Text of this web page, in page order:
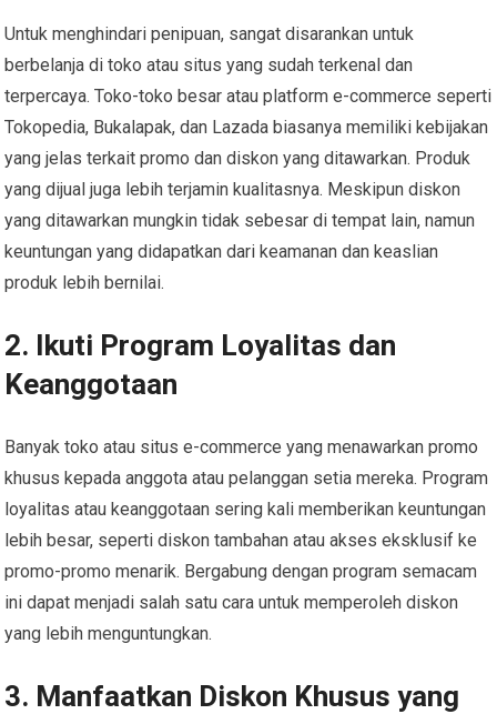
Untuk menghindari penipuan, sangat disarankan untuk
berbelanja di toko atau situs yang sudah terkenal dan
terpercaya. Toko-toko besar atau platform e-commerce seperti
Tokopedia, Bukalapak, dan Lazada biasanya memiliki kebijakan
yang jelas terkait promo dan diskon yang ditawarkan. Produk
yang dijual juga lebih terjamin kualitasnya. Meskipun diskon
yang ditawarkan mungkin tidak sebesar di tempat lain, namun
keuntungan yang didapatkan dari keamanan dan keaslian
produk lebih bernilai.
2. Ikuti Program Loyalitas dan
Keanggotaan
Banyak toko atau situs e-commerce yang menawarkan promo
khusus kepada anggota atau pelanggan setia mereka. Program
loyalitas atau keanggotaan sering kali memberikan keuntungan
lebih besar, seperti diskon tambahan atau akses eksklusif ke
promo-promo menarik. Bergabung dengan program semacam
ini dapat menjadi salah satu cara untuk memperoleh diskon
yang lebih menguntungkan.
3. Manfaatkan Diskon Khusus yang